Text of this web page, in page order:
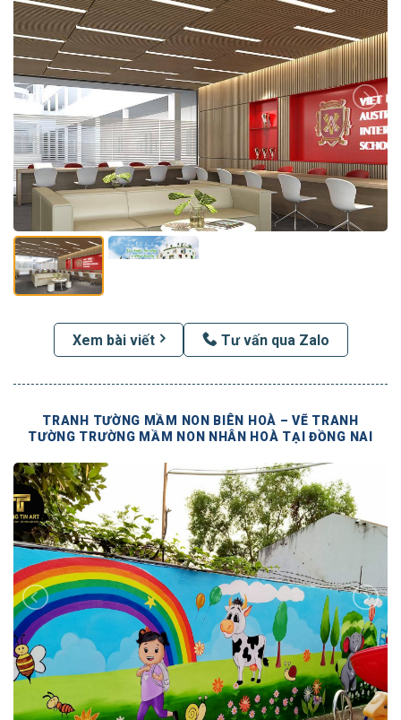
Xem bài viết Tư vấn qua Zalo
TRANH TƯỜNG MẦM NON BIÊN HOÀ – VẼ TRANH
TƯỜNG TRƯỜNG MẦM NON NHÂN HOÀ TẠI ĐỒNG NAI